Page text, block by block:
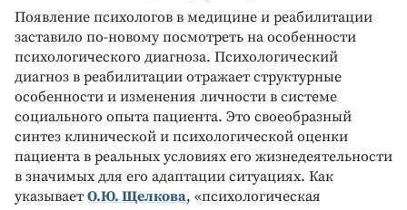
Появление психологов в медицине и реабилитации
заставило по-новому посмотреть на особенности
психологического диагноза. Психологический
диагноз в реабилитации отражает структурные
особенности и изменения личности в системе
социального опыта пациента. Это своеобразный
синтез клинической и психологической оценки
пациента в реальных условиях его жизнедеятельности
в значимых для его адаптации ситуациях. Как
указывает О.Ю. Щелкова, «психологическая